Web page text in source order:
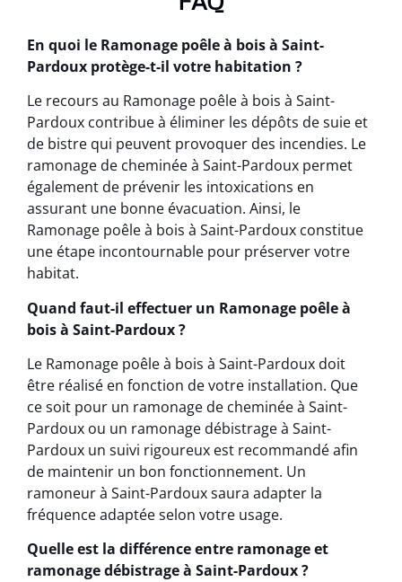
En quoi le Ramonage poêle à bois à Saint-
Pardoux protège-t-il votre habitation ?
Le recours au Ramonage poêle à bois à Saint-
Pardoux contribue à éliminer les dépôts de suie et
de bistre qui peuvent provoquer des incendies. Le
ramonage de cheminée à Saint-Pardoux permet
également de prévenir les intoxications en
assurant une bonne évacuation. Ainsi, le
Ramonage poêle à bois à Saint-Pardoux constitue
une étape incontournable pour préserver votre
habitat.
Quand faut-il effectuer un Ramonage poêle à
bois à Saint-Pardoux ?
Le Ramonage poêle à bois à Saint-Pardoux doit
être réalisé en fonction de votre installation. Que
ce soit pour un ramonage de cheminée à Saint-
Pardoux ou un ramonage débistrage à Saint-
Pardoux un suivi rigoureux est recommandé afin
de maintenir un bon fonctionnement. Un
ramoneur à Saint-Pardoux saura adapter la
fréquence adaptée selon votre usage.
Quelle est la différence entre ramonage et
ramonage débistrage à Saint-Pardoux ?